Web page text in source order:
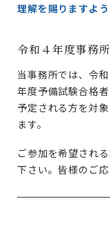
理解を賜りますよう
令和４年度事務
当事務所では、令
年度予備試験合格
予定される方を対
ます。
ご参加を希望され
下さい。皆様のご